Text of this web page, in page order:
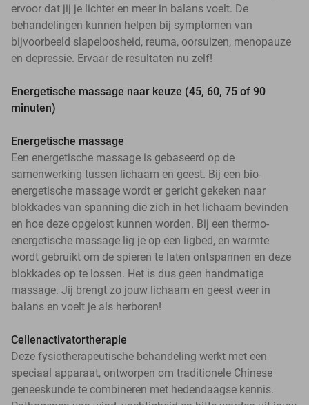
ervoor dat jij je lichter en meer in balans voelt. De
behandelingen kunnen helpen bij symptomen van
bijvoorbeeld slapeloosheid, reuma, oorsuizen, menopauze
en depressie. Ervaar de resultaten nu zelf!
Energetische massage naar keuze (45, 60, 75 of 90
minuten)
Energetische massage
Een energetische massage is gebaseerd op de
samenwerking tussen lichaam en geest. Bij een bio-
energetische massage wordt er gericht gekeken naar
blokkades van spanning die zich in het lichaam bevinden
en hoe deze opgelost kunnen worden. Bij een thermo-
energetische massage lig je op een ligbed, en warmte
wordt gebruikt om de spieren te laten ontspannen en deze
blokkades op te lossen. Het is dus geen handmatige
massage. Jij brengt zo jouw lichaam en geest weer in
balans en voelt je als herboren!
Cellenactivatortherapie
Deze fysiotherapeutische behandeling werkt met een
speciaal apparaat, ontworpen om traditionele Chinese
geneeskunde te combineren met hedendaagse kennis.